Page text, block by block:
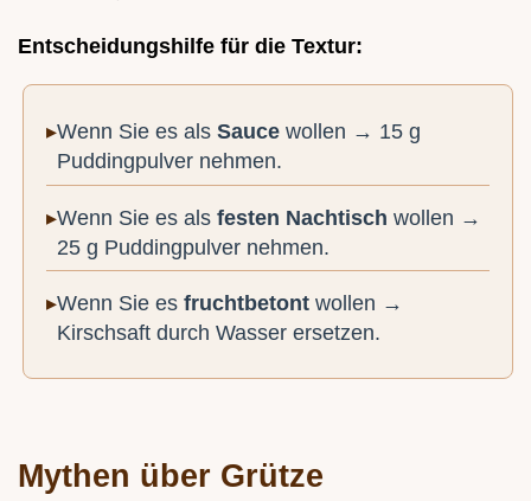
Entscheidungshilfe für die Textur:
Wenn Sie es alsSauce wollen → 15 g
Puddingpulver nehmen.
Wenn Sie es alsfesten Nachtisch wollen →
25 g Puddingpulver nehmen.
Wenn Sie esfruchtbetont wollen →
Kirschsaft durch Wasser ersetzen.
Mythen über Grütze